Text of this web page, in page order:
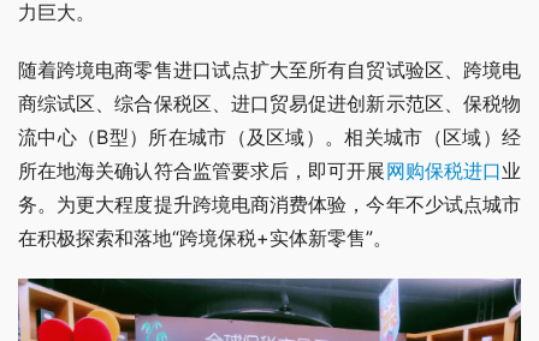
力巨大。
随着跨境电商零售进口试点扩大至所有自贸试验区、跨境电
商综试区、综合保税区、进口贸易促进创新示范区、保税物
流中心（B型）所在城市（及区域）。相关城市（区域）经
所在地海关确认符合监管要求后，即可开展网购保税进口业
务。为更大程度提升跨境电商消费体验，今年不少试点城市
在积极探索和落地“跨境保税+实体新零售”。